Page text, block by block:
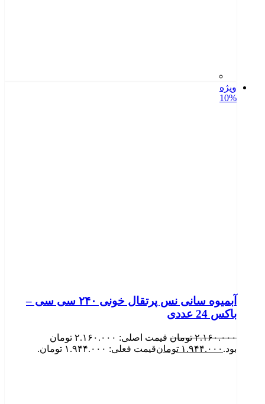
ویژه
10%
آبمیوه سانی نس پرتقال خونی ۲۴۰ سی سی –
باکس 24 عددی
۲.۱۶۰.۰۰۰ تومان
قیمت اصلی: ۲.۱۶۰.۰۰۰ تومان
بود. ۱.۹۴۴.۰۰۰ تومانقیمت فعلی: ۱.۹۴۴.۰۰۰ تومان.